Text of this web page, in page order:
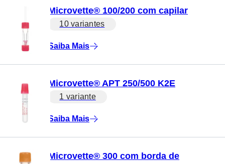
Microvette® 100/200 com capilar
10 variantes
Saiba Mais
Microvette® APT 250/500 K2E
1 variante
Saiba Mais
Microvette® 300 com borda de